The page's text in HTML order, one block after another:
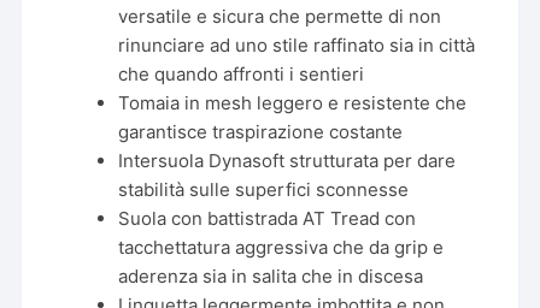
versatile e sicura che permette di non
rinunciare ad uno stile raffinato sia in città
che quando affronti i sentieri
Tomaia in mesh leggero e resistente che
garantisce traspirazione costante
Intersuola Dynasoft strutturata per dare
stabilità sulle superfici sconnesse
Suola con battistrada AT Tread con
tacchettatura aggressiva che da grip e
aderenza sia in salita che in discesa